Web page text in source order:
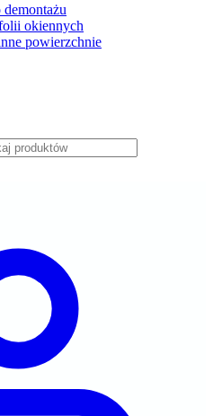
okiennych
powierzchnie